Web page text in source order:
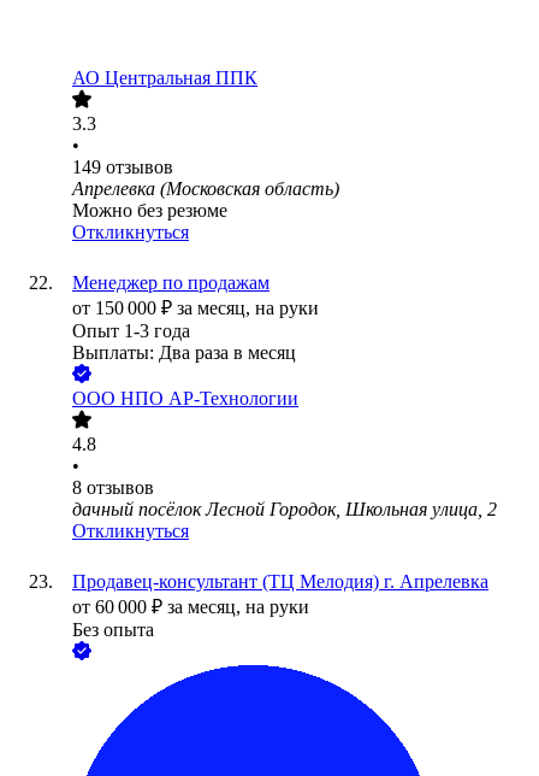
АО Центральная ППК
3.3
•
149 отзывов
Апрелевка (Московская область)
Можно без резюме
Откликнуться
Менеджер по продажам
от 150 000 ₽ за месяц, на руки
Опыт 1-3 года
Выплаты: Два раза в месяц
ООО НПО АР-Технологии
4.8
•
8 отзывов
дачный посёлок Лесной Городок, Школьная улица, 2
Откликнуться
Продавец-консультант (ТЦ Мелодия) г. Апрелевка
от 60 000 ₽ за месяц, на руки
Без опыта